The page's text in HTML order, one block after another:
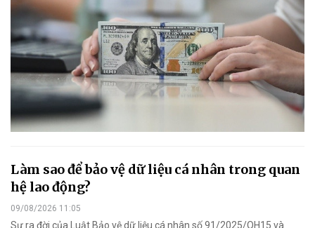
Làm sao để bảo vệ dữ liệu cá nhân trong quan
hệ lao động?
09/08/2026 11:05
Sự ra đời của Luật Bảo vệ dữ liệu cá nhân số 91/2025/QH15 và